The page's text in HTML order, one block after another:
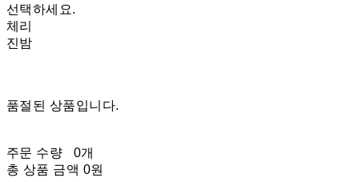
선택하세요.
체리
진밤
품절된 상품입니다.
주문 수량
0개
총 상품 금액 0원